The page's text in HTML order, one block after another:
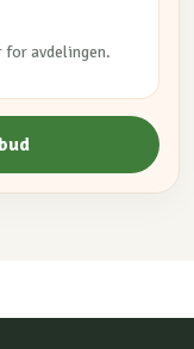
for avdelingen.